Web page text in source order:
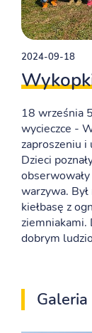
2024-09-18
18 września
wycieczce -
zaproszeniu i
Dzieci
warzywa.
kiełbasę z
ziemniakami.
dobrym
Galeria